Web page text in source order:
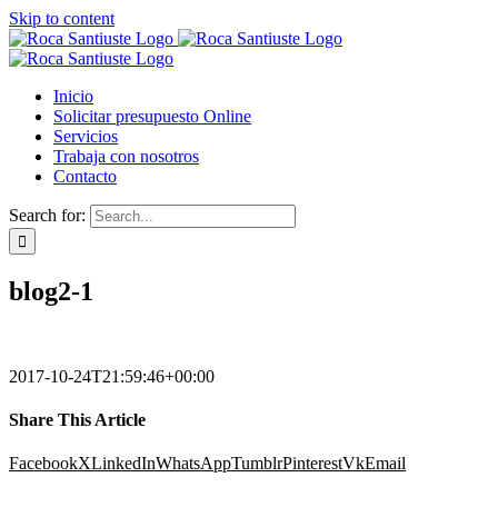
Skip to content
Inicio
Solicitar presupuesto Online
Servicios
Trabaja con nosotros
Contacto
Search for:
blog2-1
2017-10-24T21:59:46+00:00
Share This Article
FacebookXLinkedInWhatsAppTumblrPinterestVkEmail